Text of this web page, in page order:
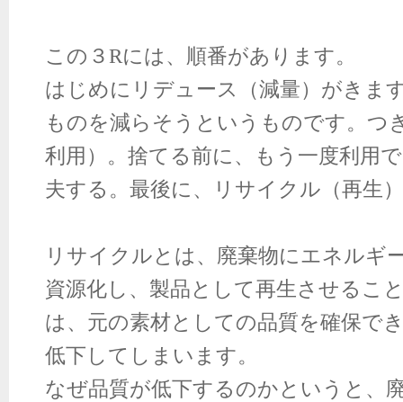
この３Rには、順番があります。
はじめにリデュース（減量）がきま
ものを減らそうというものです。つ
利用）。捨てる前に、もう一度利用
夫する。最後に、リサイクル（再生
リサイクルとは、廃棄物にエネルギ
資源化し、製品として再生させるこ
は、元の素材としての品質を確保で
低下してしまいます。
なぜ品質が低下するのかというと、